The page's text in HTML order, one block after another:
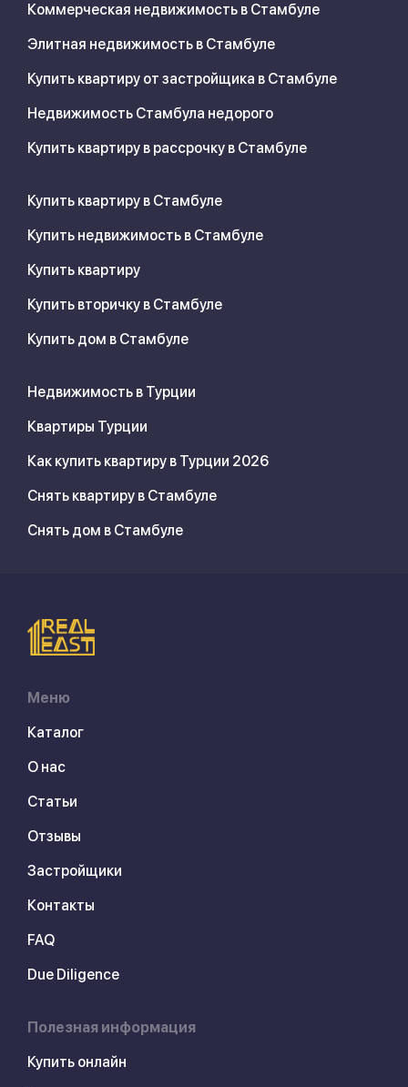
Коммерческая недвижимость в Стамбуле
Элитная недвижимость в Стамбуле
Купить квартиру от застройщика в Стамбуле
Недвижимость Стамбула недорого
Купить квартиру в рассрочку в Стамбуле
Купить квартиру в Стамбуле
Купить недвижимость в Стамбуле
Купить квартиру
Купить вторичку в Стамбуле
Купить дом в Стамбуле
Недвижимость в Турции
Квартиры Турции
Как купить квартиру в Турции 2026
Снять квартиру в Стамбуле
Снять дом в Стамбуле
Меню
Каталог
О нас
Статьи
Отзывы
Застройщики
Контакты
FAQ
Due Diligence
Полезная информация
Купить онлайн